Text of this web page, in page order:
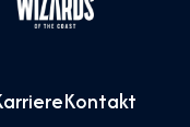
Kontakt